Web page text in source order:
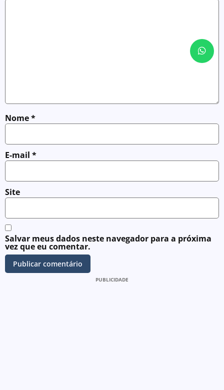
Nome*
E-mail *
Site
Salvar meus dados neste navegador para a próxima
vez que eu comentar.
PUBLICIDADE